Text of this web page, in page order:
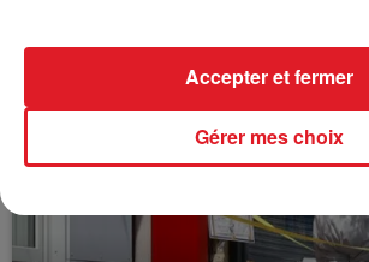
FIL D'ACTUS
Gérer mes choix
Accepter et fermer